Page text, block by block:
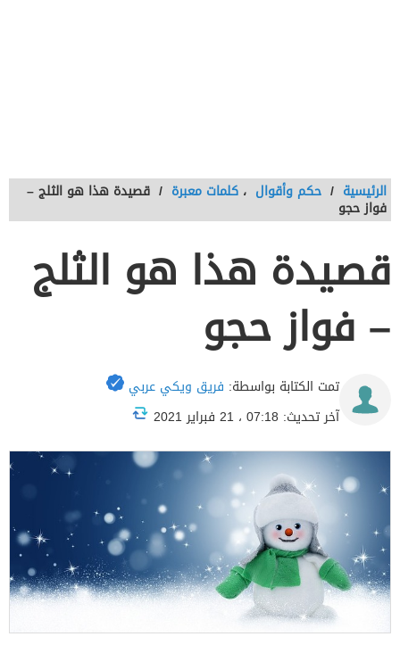
الرئيسية / حكم وأقوال ، كلمات معبرة / قصيدة هذا هو الثلج –
فواز حجو
قصيدة هذا هو الثلج
– فواز حجو
تمت الكتابة بواسطة: فريق ويكي عربي
آخر تحديث: 07:18 ، 21 فبراير 2021